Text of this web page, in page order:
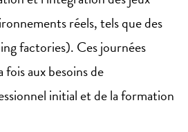
réels, tels que des
factories). Ces journées
aux besoins de
initial et de la formation